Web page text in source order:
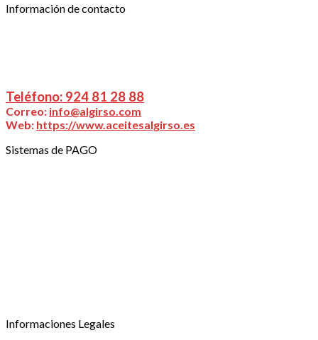
Información de contacto
Teléfono: 924 81 28 88
Correo: info@algirso.com
Web: https://www.aceitesalgirso.es
Sistemas de PAGO
Informaciones Legales